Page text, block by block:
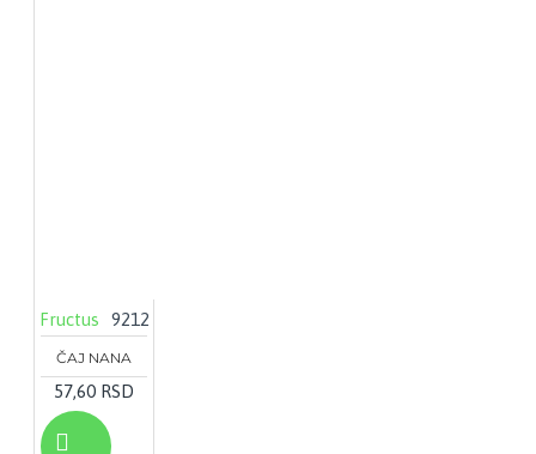
Fructus 9212
ČAJ NANA
57,60 RSD